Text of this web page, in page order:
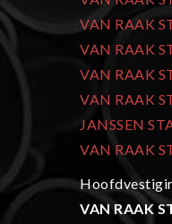
VAN RAAK
VAN RAAK
VAN RAAK
VAN RAAK
JANSSEN
VAN RAAK
VAN RAAK